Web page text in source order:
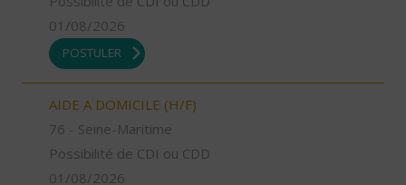
01/08/2026
POSTULER
AIDE A DOMICILE (H/F)
76 - Seine-Maritime
Possibilité de CDI ou CDD
01/08/2026